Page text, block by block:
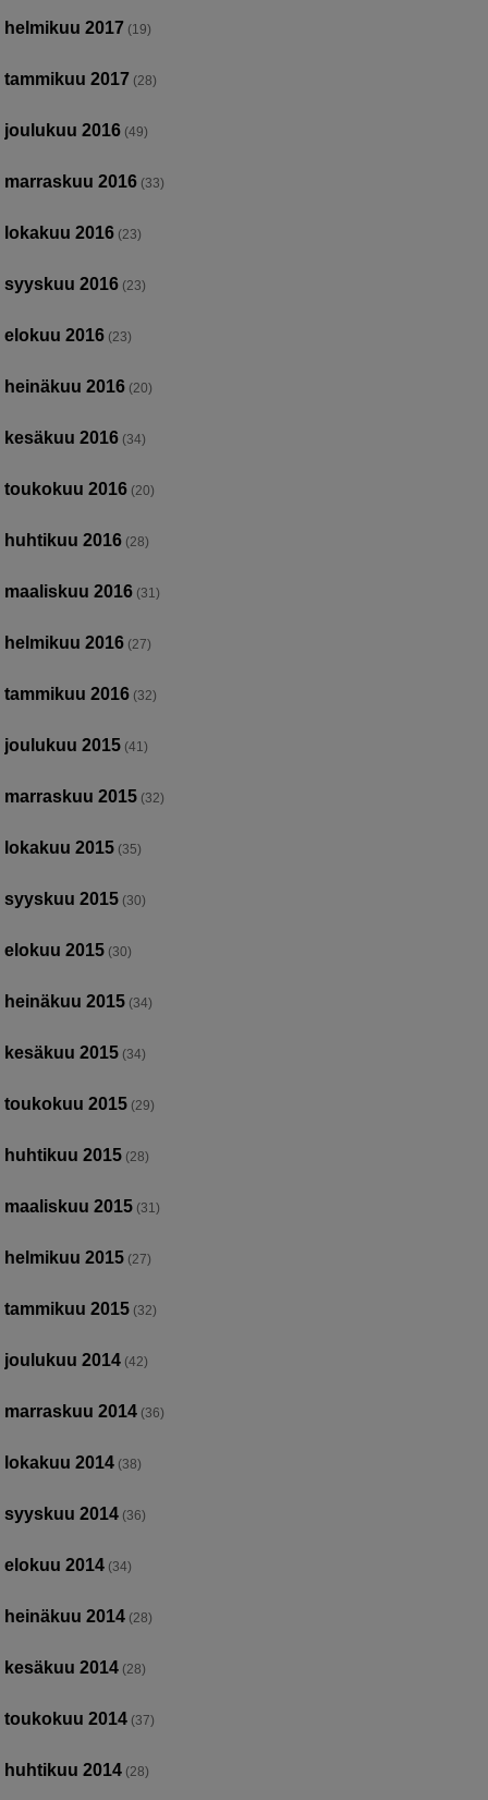
helmikuu 2017 (19)
tammikuu 2017 (28)
joulukuu 2016 (49)
marraskuu 2016 (33)
lokakuu 2016 (23)
syyskuu 2016 (23)
elokuu 2016 (23)
heinäkuu 2016 (20)
kesäkuu 2016 (34)
toukokuu 2016 (20)
huhtikuu 2016 (28)
maaliskuu 2016 (31)
helmikuu 2016 (27)
tammikuu 2016 (32)
joulukuu 2015 (41)
marraskuu 2015 (32)
lokakuu 2015 (35)
syyskuu 2015 (30)
elokuu 2015 (30)
heinäkuu 2015 (34)
kesäkuu 2015 (34)
toukokuu 2015 (29)
huhtikuu 2015 (28)
maaliskuu 2015 (31)
helmikuu 2015 (27)
tammikuu 2015 (32)
joulukuu 2014 (42)
marraskuu 2014 (36)
lokakuu 2014 (38)
syyskuu 2014 (36)
elokuu 2014 (34)
heinäkuu 2014 (28)
kesäkuu 2014 (28)
toukokuu 2014 (37)
huhtikuu 2014 (28)